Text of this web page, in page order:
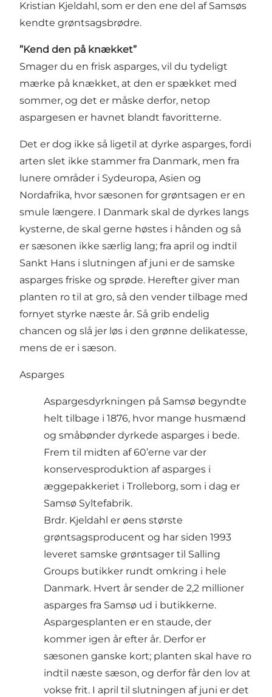
Kristian Kjeldahl, som er den ene del af Samsøs
kendte grøntsagsbrødre.
”Kend den på knækket”
Smager du en frisk asparges, vil du tydeligt
mærke på knækket, at den er spækket med
sommer, og det er måske derfor, netop
aspargesen er havnet blandt favoritterne.
Det er dog ikke så ligetil at dyrke asparges, fordi
arten slet ikke stammer fra Danmark, men fra
lunere områder i Sydeuropa, Asien og
Nordafrika, hvor sæsonen for grøntsagen er en
smule længere. I Danmark skal de dyrkes langs
kysterne, de skal gerne høstes i hånden og så
er sæsonen ikke særlig lang; fra april og indtil
Sankt Hans i slutningen af juni er de samske
asparges friske og sprøde. Herefter giver man
planten ro til at gro, så den vender tilbage med
fornyet styrke næste år. Så grib endelig
chancen og slå jer løs i den grønne delikatesse,
mens de er i sæson.
Asparges
Aspargesdyrkningen på Samsø begyndte
helt tilbage i 1876, hvor mange husmænd
og småbønder dyrkede asparges i bede.
Frem til midten af 60’erne var der
konservesproduktion af asparges i
æggepakkeriet i Trolleborg, som i dag er
Samsø Syltefabrik.
Brdr. Kjeldahl er øens største
grøntsagsproducent og har siden 1993
leveret samske grøntsager til Salling
Groups butikker rundt omkring i hele
Danmark. Hvert år sender de 2,2 millioner
asparges fra Samsø ud i butikkerne.
Aspargesplanten er en staude, der
kommer igen år efter år. Derfor er
sæsonen ganske kort; planten skal have ro
indtil næste sæson, og derfor får den lov at
vokse frit. I april til slutningen af juni er det